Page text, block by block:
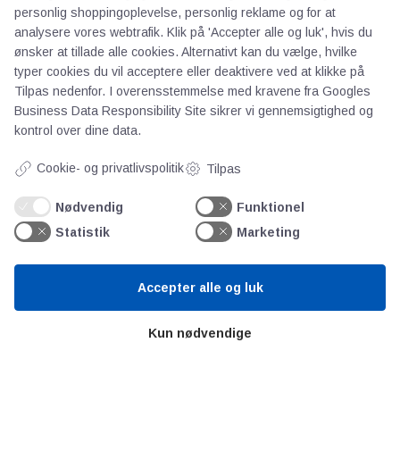
Kontakt
Persondata
Videncentre
Teknologisk Institut
Bitva
Litteratur
Forkortelser
personlig shoppingoplevelse, personlig reklame og for at
analysere vores webtrafik. Klik på 'Accepter alle og luk', hvis du
ønsker at tillade alle cookies. Alternativt kan du vælge, hvilke
typer cookies du vil acceptere eller deaktivere ved at klikke på
Tilpas nedenfor. I overensstemmelse med kravene fra Googles
Business Data Responsibility Site sikrer vi gennemsigtighed og
kontrol over dine data.
Cookie- og privatlivspolitik Tilpas
Nødvendig
Funktionel
Statistik
Marketing
Kun nødvendige
Accepter alle og luk